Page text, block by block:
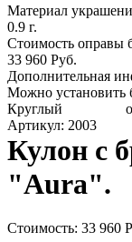
Материал
0.9 г.
Стоимость оправы
33 960 Руб.
Дополнительная
Можно установить
Круглый
Артикул: 2003
Кулон с
"Aura".
Стоимость: 33 960